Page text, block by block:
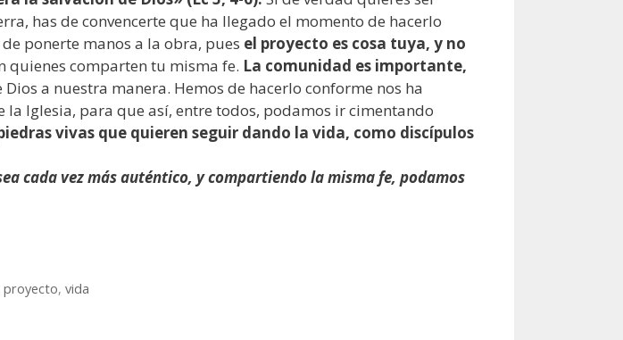
has de convencerte que ha llegado el momento de hacerlo
ponerte manos a la obra, pues el proyecto es cosa tuya, y no
quienes comparten tu misma fe. La comunidad es importante,
a nuestra manera. Hemos de hacerlo conforme nos ha
la Iglesia, para que así, entre todos, podamos ir cimentando
vivas que quieren seguir dando la vida, como discípulos
cada vez más auténtico, y compartiendo la misma fe, podamos
proyecto, vida